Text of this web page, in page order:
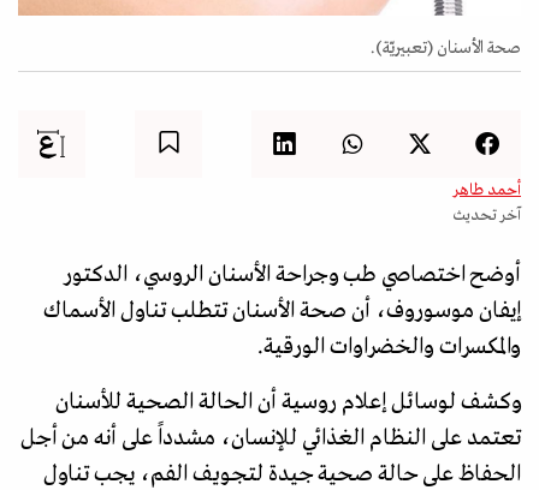
صحة الأسنان (تعبيريّة).
أحمد طاهر
آخر تحديث
أوضح اختصاصي طب وجراحة الأسنان الروسي، الدكتور
إيفان موسوروف، أن صحة الأسنان تتطلب تناول الأسماك
والمكسرات والخضراوات الورقية.
وكشف لوسائل إعلام روسية أن الحالة الصحية للأسنان
تعتمد على النظام الغذائي للإنسان، مشدداً على أنه من أجل
الحفاظ على حالة صحية جيدة لتجويف الفم، يجب تناول